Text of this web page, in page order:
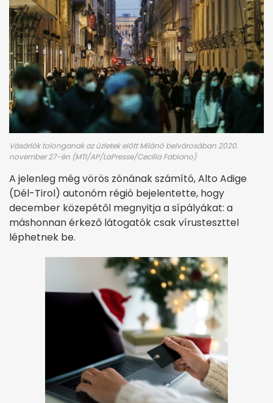
Vásárlók tolonganak az üzletek előtt Milánó belvárosában 2020.
november 27-én (MTI/AP/LaPresse/Cecilia Fabiano)
A jelenleg még vörös zónának számító, Alto Adige
(Dél-Tirol) autonóm régió bejelentette, hogy
december közepétől megnyitja a sípályákat: a
máshonnan érkező látogatók csak vírusteszttel
léphetnek be.